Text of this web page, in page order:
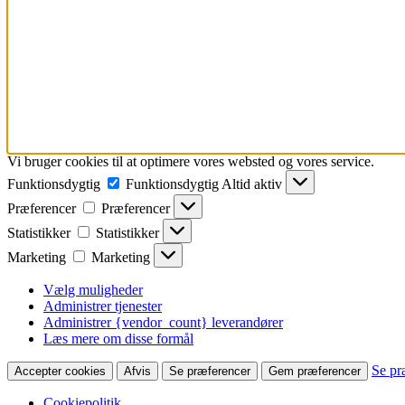
Vi bruger cookies til at optimere vores websted og vores service.
Funktionsdygtig
Funktionsdygtig Altid aktiv
Præferencer
Præferencer
Statistikker
Statistikker
Marketing
Marketing
Vælg muligheder
Administrer tjenester
Administrer {vendor_count} leverandører
Læs mere om disse formål
Accepter cookies Afvis Se præferencer Gem præferencer Se